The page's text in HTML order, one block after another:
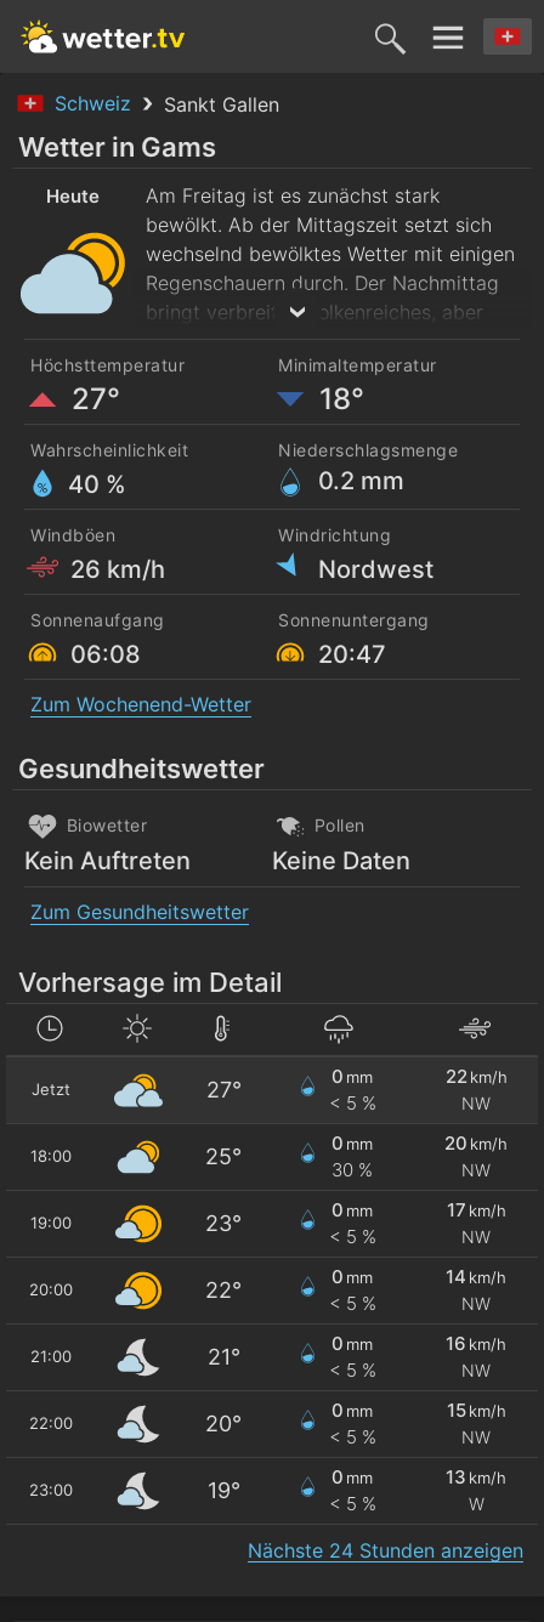
Schweiz Sankt Gallen
Heute
7. Aug.
Morgen
8. Aug. 9. Aug. 10. Aug.
Wetter in Gams
Heute
Am Freitag ist es zunächst stark
bewölkt. Ab der Mittagszeit setzt sich
wechselnd bewölktes Wetter mit einigen
Regenschauern durch. Der Nachmittag
bringt verbreitet wolkenreiches, aber
Frühtemperaturen um 18 Grad steigt das
Thermometer bis zum Nachmittag auf
aus Nordwest.
Höchsttemperatur
27°
Minimaltemperatur
18°
Wahrscheinlichkeit
40 %
Niederschlagsmenge
0.2 mm
Windböen
26 km/h
Windrichtung
Nordwest
Sonnenaufgang
06:08
Sonnenuntergang
20:47
Zum Wochenend-Wetter
Gesundheitswetter
Biowetter
Kein Auftreten
Pollen
Keine Daten
Zum Gesundheitswetter
Vorhersage im Detail
Jetzt 27°
0 mm
< 5 %
22 km/h
NW
18:00 25°
0 mm
30 %
20 km/h
NW
19:00 23°
0 mm
< 5 %
17 km/h
NW
20:00 22°
0 mm
< 5 %
14 km/h
NW
21:00 21°
0 mm
< 5 %
16 km/h
NW
22:00 20°
0 mm
< 5 %
15 km/h
NW
23:00 19°
0 mm
< 5 %
13 km/h
W
Nächste 24 Stunden anzeigen